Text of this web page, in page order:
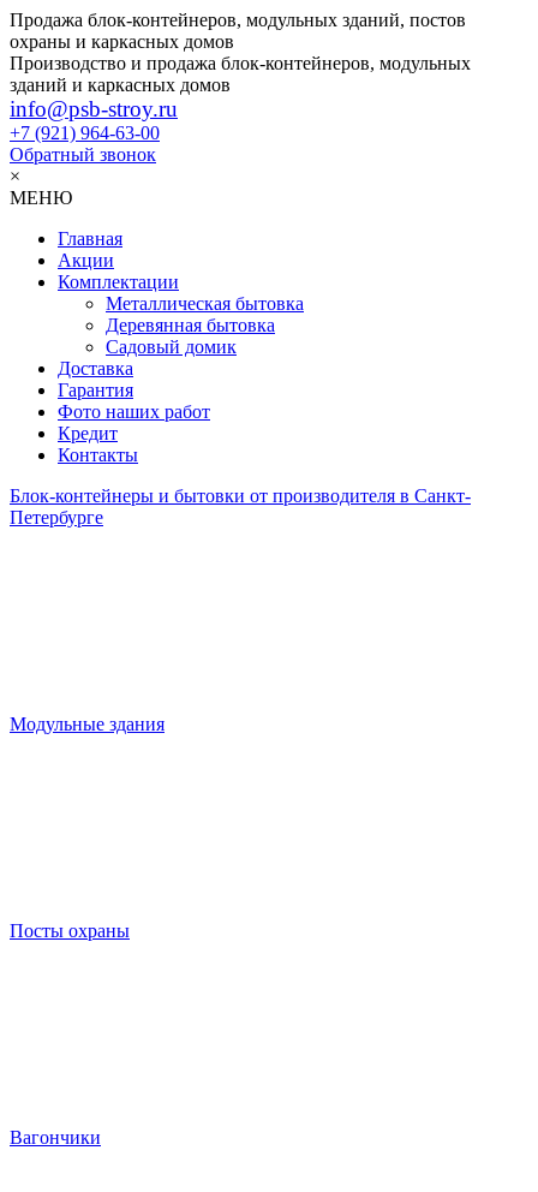
Продажа блок-контейнеров, модульных зданий, постов
охраны и каркасных домов
Производство и продажа блок-контейнеров, модульных
зданий и каркасных домов
info@psb-stroy.ru
+7 (921) 964-63-00
Обратный звонок
×
МЕНЮ
Главная
Акции
Комплектации
Металлическая бытовка
Деревянная бытовка
Садовый домик
Доставка
Гарантия
Фото наших работ
Кредит
Контакты
Блок-контейнеры и бытовки от производителя в Санкт-
Петербурге
Модульные здания
Посты охраны
Вагончики